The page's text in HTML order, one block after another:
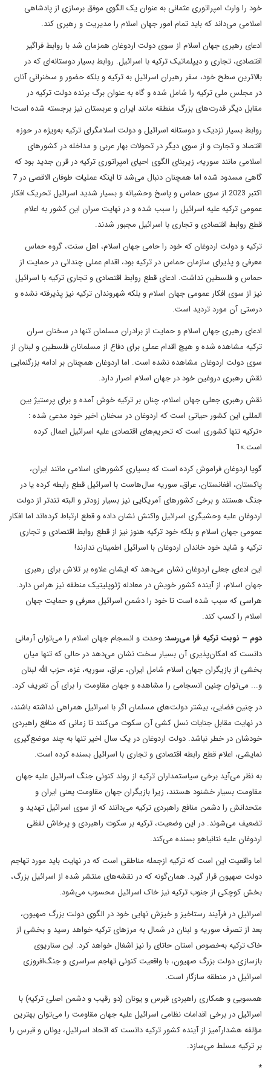
خود را وارث امپراتوری عثمانی به عنوان یک الگوی موفق برسازی از پادشاهی
اسلامی می‌داند که باید تمام امور جهان اسلام را مدیریت و رهبری کند.
ادعای رهبری جهان اسلام از سوی دولت اردوغان همزمان شد با روابط فراگیر
اقتصادی، تجاری و دیپلماتیک ترکیه با اسرائیل. روابط بسیار دوستانه‌ای که در
بالاترین سطح خود، سفر رهبران اسرائیل به ترکیه و بلکه حضور و سخنرانی آنان
در مجلس ملی ترکیه را شامل شده و گاه به عنوان برگ برنده دولت ترکیه در
مقابل دیگر قدرت‌های بزرگ منطقه مانند ایران و عربستان نیز برجسته شده است!
روابط بسیار نزدیک و دوستانه اسرائیل و دولت اسلامگرای ترکیه به‌ویژه در حوزه
اقتصاد و تجارت و از سوی دیگر در تحولات بهار عربی و مداخله در کشورهای
اسلامی مانند سوریه، زیربنای الگوی احیای امپراتوری ترکیه در قرن جدید بود که
گاهی مسدود شده اما همچنان دنبال می‌شد تا اینکه عملیات طوفان الاقصی در 7
اکتبر 2023 از سوی حماس و پاسخ وحشیانه و بسیار شدید اسرائیل تحریک افکار
عمومی ترکیه علیه اسرائیل را سبب شده و در نهایت سران این کشور به اعلام
قطع روابط اقتصادی و تجاری با اسرائیل مجبور شدند.
ترکیه و دولت اردوغان که خود را حامی جهان اسلام، اهل سنت، گروه حماس
معرفی و پذیرای سازمان حماس در ترکیه بود، اقدام عملی چندانی در حمایت از
حماس و فلسطین نداشت. ادعای قطع روابط اقتصادی و تجاری ترکیه با اسرائیل
نیز از سوی افکار عمومی جهان اسلام و بلکه شهروندان ترکیه نیز پذیرفته نشده و
درستی آن مورد تردید است.
ادعای رهبری جهان اسلام و حمایت از برادران مسلمان تنها در سخنان سران
ترکیه مشاهده شده و هیچ اقدام عملی برای دفاع از مسلمانان فلسطین و لبنان از
سوی دولت اردوغان مشاهده نشده است. اما اردوغان همچنان بر ادامه بزرگنمایی
نقش رهبری دروغین خود در جهان اسلام اصرار دارد.
نقش رهبری جعلی جهان اسلام، چنان بر ترکیه خوش آمده و برای پرستیژ بین
المللی این کشور حیاتی است که اردوغان در سخنان اخیر خود مدعی شده :
«ترکیه تنها کشوری است که تحریم‌های اقتصادی علیه اسرائیل اعمال کرده
است.»1
گویا اردوغان فراموش کرده است که بسیاری کشورهای اسلامی مانند ایران،
پاکستان، افغانستان، عراق، سوریه سال‌هاست با اسرائیل قطع رابطه کرده یا در
جنگ هستند و برخی کشورهای آمریکایی نیز بسیار زودتر و البته تندتر از دولت
اردوغان علیه وحشیگری اسرائیل واکنش نشان داده و قطع ارتباط کرده‌اند اما افکار
عمومی جهان اسلام و بلکه خود ترکیه هنوز نیز از قطع روابط اقتصادی و تجاری
ترکیه و شاید خود خاندان اردوغان با اسرائیل اطمینان ندارند!
این ادعای جعلی اردوغان نشان می‌دهد که ایشان علاوه بر تلاش برای رهبری
جهان اسلام، از آینده کشور خویش در معادله ژئوپلیتیک منطقه نیز هراس دارد.
هراسی که سبب شده است تا خود را دشمن اسرائیل معرفی و حمایت جهان
اسلام را کسب کند.
دوم – نوبت ترکیه فرا می‌رسد: وحدت و انسجام جهان اسلام را می‌توان آرمانی
دانست که امکان‌پذیری آن بسیار سخت نشان می‌دهد در حالی که تنها میان
بخشی از بازیگران جهان اسلام شامل ایران، عراق، سوریه، غزه، حزب الله لبنان
و... می‌توان چنین انسجامی را مشاهده و جهان مقاومت را برای آن تعریف کرد.
در چنین فضایی، بیشتر دولت‌های مسلمان اگر با اسرائیل همراهی نداشته باشند،
در نهایت مقابل جنایات نسل کشی آن سکوت می‌کنند تا زمانی که منافع راهبردی
خودشان در خطر نباشد. دولت اردوغان در یک سال اخیر تنها به چند موضع‌گیری
نمایشی، اعلام قطع رابطه اقتصادی و تجاری با اسرائیل بسنده کرده است.
به نظر می‌آید برخی سیاستمداران ترکیه از روند کنونی جنگ اسرائیل علیه جهان
مقاومت بسیار خشنود هستند، زیرا بازیگران جهان مقاومت یعنی ایران و
متحدانش را دشمن منافع راهبردی ترکیه می‌دانند که از سوی اسرائیل تهدید و
تضعیف می‌شوند. در این وضعیت، ترکیه بر سکوت راهبردی و پرخاش لفظی
اردوغان علیه نتانیاهو بسنده می‌کند.
اما واقعیت این است که ترکیه ازجمله مناطقی است که در نهایت باید مورد تهاجم
دولت صهیون قرار گیرد. همان‌گونه که در نقشه‌های منتشر شده از اسرائیل بزرگ،
بخش کوچکی از جنوب ترکیه نیز خاک اسرائیل محسوب می‌شود.
اسرائیل در فرآیند رستاخیز و خیزش نهایی خود در الگوی دولت بزرگ صهیون،
بعد از تصرف سوریه و لبنان در شمال به مرزهای ترکیه خواهد رسید و بخشی از
خاک ترکیه به‌خصوص استان حاتای را نیز اشغال خواهد کرد. این سناریوی
بازسازی دولت بزرگ صهیون، با واقعیت کنونی تهاجم سراسری و جنگ‌افروزی
اسرائیل در منطقه سازگار است.
همسویی و همکاری راهبردی قبرس و یونان (دو رقیب و دشمن اصلی ترکیه) با
اسرائیل در برخی اقدامات نظامی اسرائیل علیه جهان مقاومت را می‌توان بهترین
مؤلفه هشدارآمیز از آینده کشور ترکیه دانست که اتحاد اسرائیل، یونان و قبرس را
بر ترکیه مسلط می‌سازد.
*